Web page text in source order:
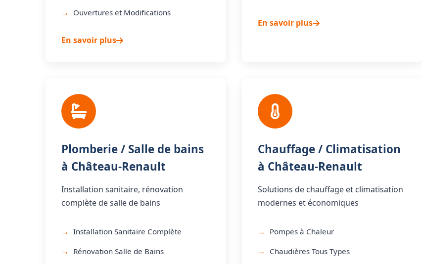
Ouvertures et Modifications
En savoir plus
En savoir plus
Plomberie / Salle de bains
à Château-Renault
Installation sanitaire, rénovation
complète de salle de bains
Installation Sanitaire Complète
Rénovation Salle de Bains
Chauffage / Climatisation
à Château-Renault
Solutions de chauffage et climatisation
modernes et économiques
Pompes à Chaleur
Chaudières Tous Types